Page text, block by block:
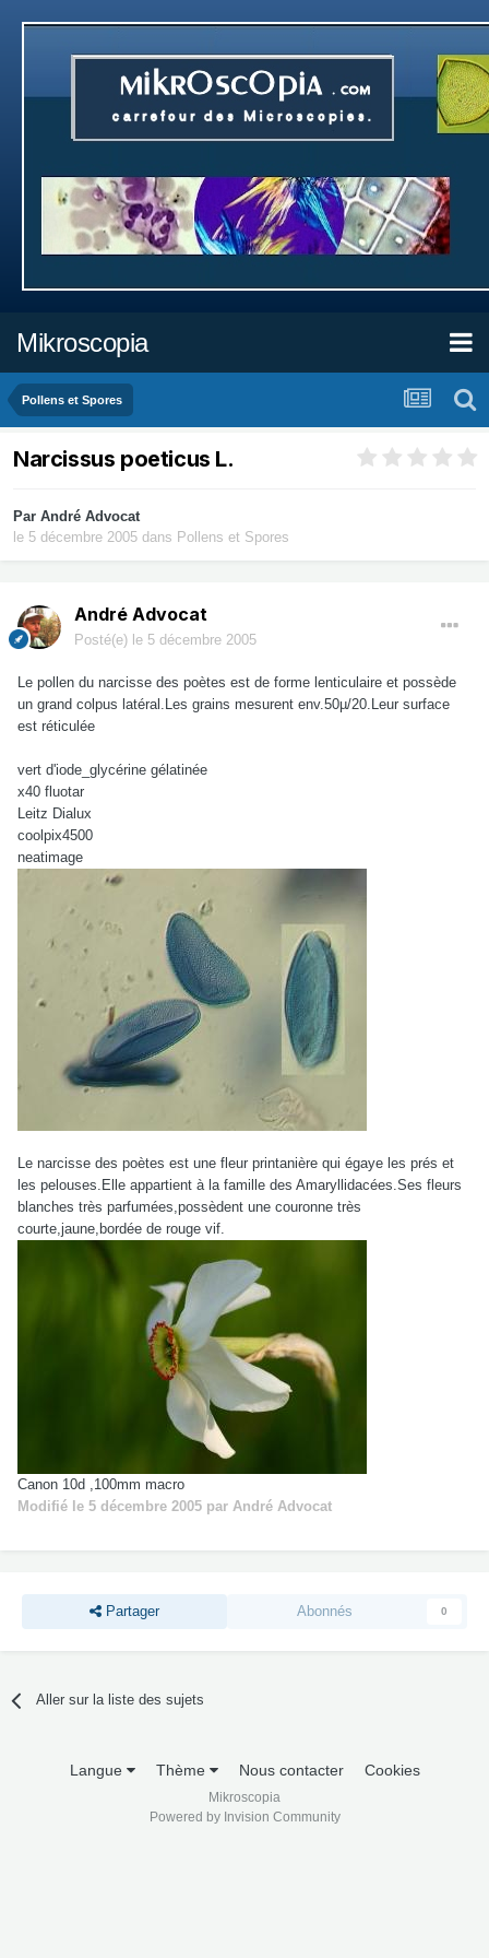
Mikroscopia
Pollens et Spores
Narcissus poeticus L.
Par André Advocat
le 5 décembre 2005 dans Pollens et Spores
André Advocat
Posté(e) le 5 décembre 2005
Le pollen du narcisse des poètes est de forme lenticulaire et possède
un grand colpus latéral.Les grains mesurent env.50µ/20.Leur surface
est réticulée
vert d'iode_glycérine gélatinée
x40 fluotar
Leitz Dialux
coolpix4500
neatimage
Le narcisse des poètes est une fleur printanière qui égaye les prés et
les pelouses.Elle appartient à la famille des Amaryllidacées.Ses fleurs
blanches très parfumées,possèdent une couronne très
courte,jaune,bordée de rouge vif.
Canon 10d ,100mm macro
Modifié le 5 décembre 2005 par André Advocat
Partager Abonnés 0
Aller sur la liste des sujets
Langue Thème Nous contacter Cookies
Mikroscopia
Powered by Invision Community